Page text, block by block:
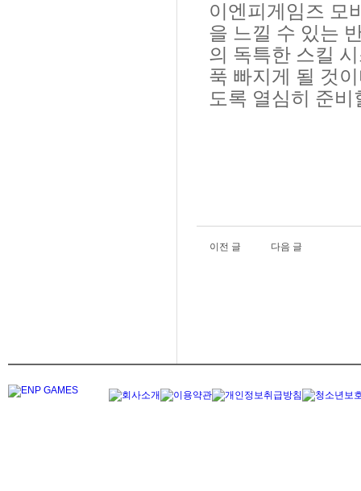
이엔피게임즈 모
을 느낄 수 있는
의 독특한 스킬
푹 빠지게 될 것
도록 열심히 준
이전 글 다음 글